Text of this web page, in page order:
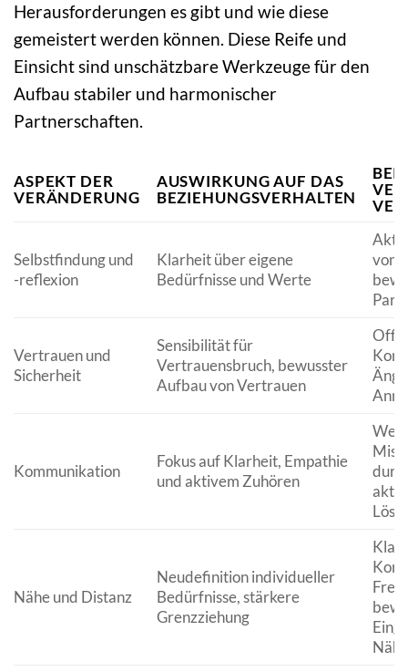
Herausforderungen es gibt und wie diese
gemeistert werden können. Diese Reife und
Einsicht sind unschätzbare Werkzeuge für den
Aufbau stabiler und harmonischer
Partnerschaften.
ASPEKT DER
VERÄNDERUNG
AUSWIRKUNG AUF DAS
BEZIEHUNGSVERHALTEN
Selbstfindung und
-reflexion
Klarheit über eigene
Bedürfnisse und Werte
von
Vertrauen und
Sicherheit
Sensibilität für
Vertrauensbruch, bewusster
Aufbau von Vertrauen
Kommunikation
Fokus auf Klarheit, Empathie
und aktivem Zuhören
Nähe und Distanz
Neudefinition individueller
Bedürfnisse, stärkere
Grenzziehung